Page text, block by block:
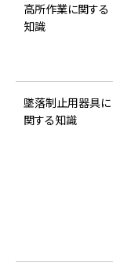
高所作業に関する
知識
墜落制止用器具に
関する知識